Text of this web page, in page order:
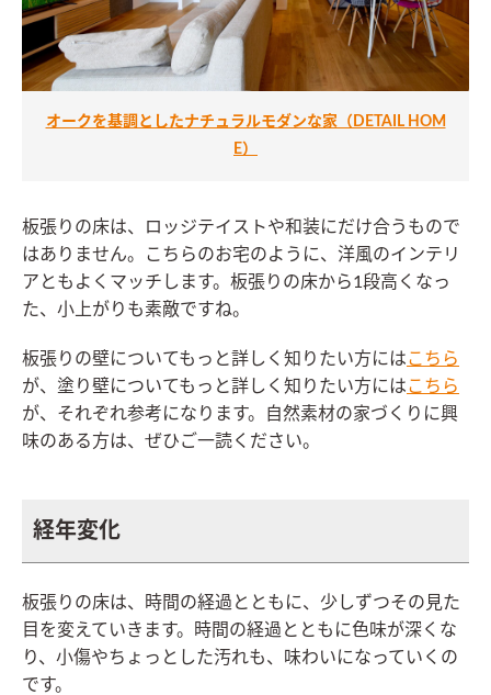
オークを基調としたナチュラルモダンな家（DETAIL HOM
E）
板張りの床は、ロッジテイストや和装にだけ合うもので
はありません。こちらのお宅のように、洋風のインテリ
アともよくマッチします。板張りの床から1段高くなっ
た、小上がりも素敵ですね。
板張りの壁についてもっと詳しく知りたい方にはこちら
が、塗り壁についてもっと詳しく知りたい方にはこちら
が、それぞれ参考になります。自然素材の家づくりに興
味のある方は、ぜひご一読ください。
経年変化
板張りの床は、時間の経過とともに、少しずつその見た
目を変えていきます。時間の経過とともに色味が深くな
り、小傷やちょっとした汚れも、味わいになっていくの
です。